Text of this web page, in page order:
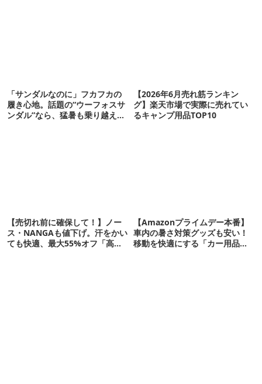
「サンダルなのに」フカフカの
履き心地。話題の“ウーフォスサ
ンダル”なら、猛暑も乗り越えら
【2026年6月売れ筋ランキン
グ】楽天市場で実際に売れてい
るキャンプ用品TOP10
【売切れ前に確保して！】ノー
ス・NANGAも値下げ。汗をかい
ても快適、最大55%オフ「高機
【Amazonプライムデー本番】
車内の暑さ対策グッズも安い！
移動を快適にする「カー用品」